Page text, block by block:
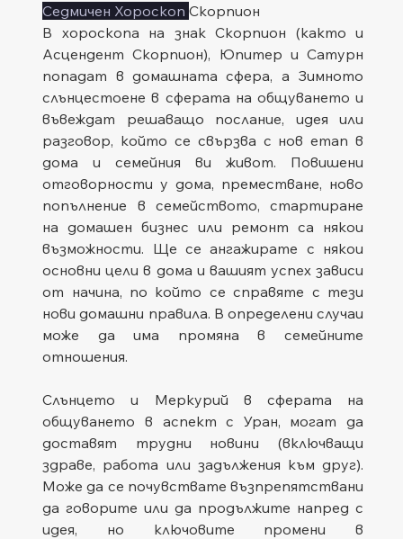
Седмичен Хороскоп Скорпион
В хороскопа на знак Скорпион (както и
Асцендент Скорпион), Юпитер и Сатурн
попадат в домашната сфера, а Зимното
слънцестоене в сферата на общуването и
въвеждат решаващо послание, идея или
разговор, който се свързва с нов етап в
дома и семейния ви живот. Повишени
отговорности у дома, преместване, ново
попълнение в семейството, стартиране
на домашен бизнес или ремонт са някои
възможности. Ще се ангажирате с някои
основни цели в дома и вашият успех зависи
от начина, по който се справяте с тези
нови домашни правила. В определени случаи
може да има промяна в семейните
отношения.
Слънцето и Меркурий в сферата на
общуването в аспект с Уран, могат да
доставят трудни новини (включващи
здраве, работа или задължения към друг).
Може да се почувствате възпрепятствани
да говорите или да продължите напред с
идея, но ключовите промени в